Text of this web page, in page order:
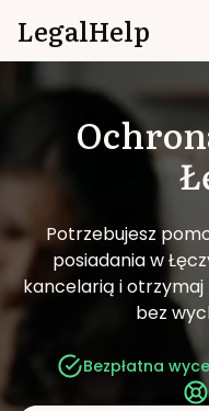
LegalHelp
Potrzebujesz
posiadania w
kancelarią i
bez
Bezpłatna